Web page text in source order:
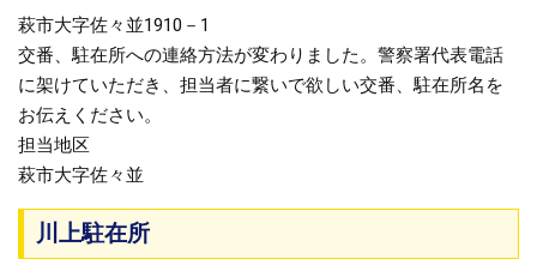
萩市大字佐々並1910－1
交番、駐在所への連絡方法が変わりました。警察署代表電話
に架けていただき、担当者に繋いで欲しい交番、駐在所名を
お伝えください。
担当地区
萩市大字佐々並
川上駐在所